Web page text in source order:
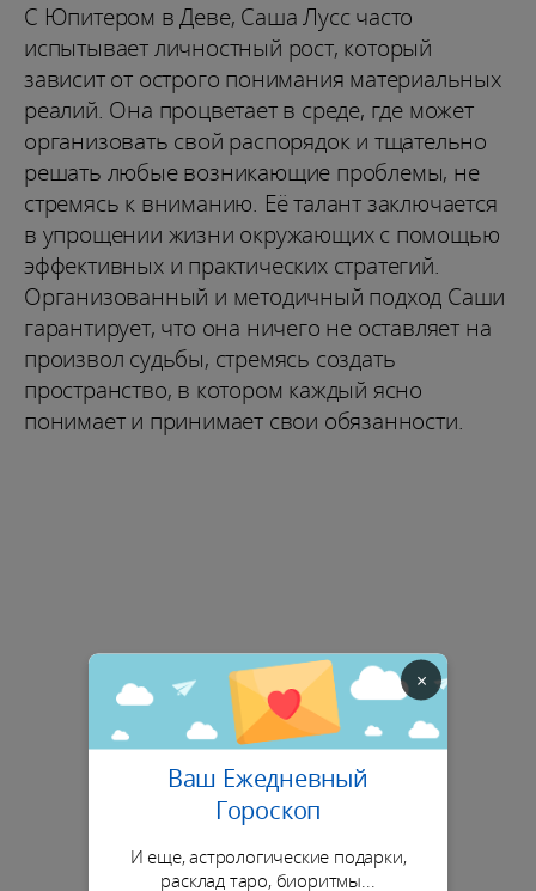
С Юпитером в Деве, Саша Лусс часто
испытывает личностный рост, который
зависит от острого понимания материальных
реалий. Она процветает в среде, где может
организовать свой распорядок и тщательно
решать любые возникающие проблемы, не
стремясь к вниманию. Её талант заключается
в упрощении жизни окружающих с помощью
эффективных и практических стратегий.
Организованный и методичный подход Саши
гарантирует, что она ничего не оставляет на
произвол судьбы, стремясь создать
пространство, в котором каждый ясно
понимает и принимает свои обязанности.
×
Ваш Ежедневный
Гороскоп
И еще, астрологические подарки,
расклад таро, биоритмы...